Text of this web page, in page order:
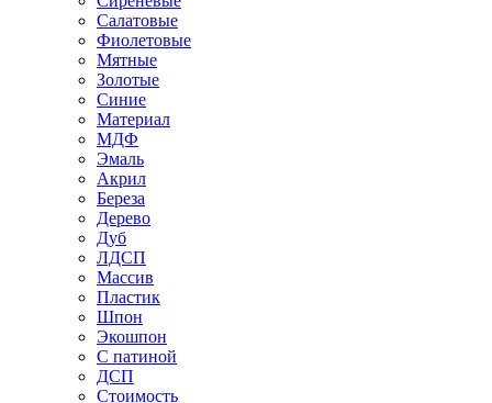
Салатовые
Фиолетовые
Мятные
Золотые
Синие
Материал
МДФ
Эмаль
Акрил
Береза
Дерево
Дуб
ЛДСП
Массив
Пластик
Шпон
Экошпон
С патиной
ДСП
Стоимость